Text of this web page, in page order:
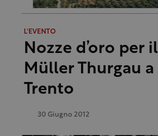
L'EVENTO
Nozze d’oro per il
Müller Thurgau a
Trento
30 Giugno 2012